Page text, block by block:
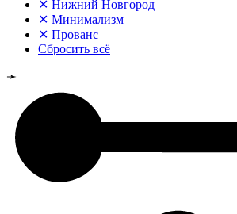
✕ Нижний Новгород
✕ Минимализм
✕ Прованс
Сбросить всё
➛